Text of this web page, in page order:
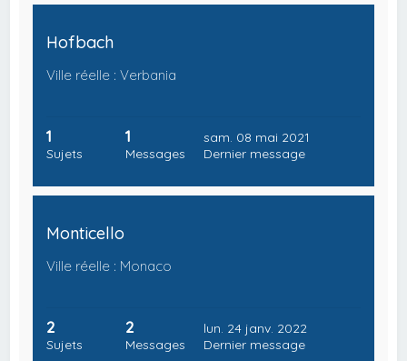
Hofbach
Ville réelle : Verbania
1
Sujets
1
Messages
sam. 08 mai 2021
Dernier message
Monticello
Ville réelle : Monaco
2
Sujets
2
Messages
lun. 24 janv. 2022
Dernier message